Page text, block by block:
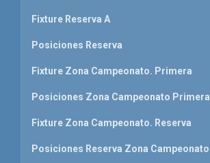
Fixture Reserva A
Posiciones Reserva
Fixture Zona Campeonato. Primera
Posiciones Zona Campeonato Primera
Fixture Zona Campeonato. Reserva
Posiciones Reserva Zona Campeonato